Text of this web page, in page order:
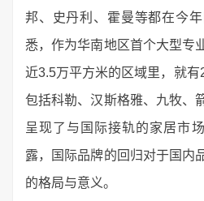
邦、史丹利、霍曼等都在今
悉，作为华南地区首个大型专
近3.5万平方米的区域里，就
包括科勒、汉斯格雅、九牧、
呈现了与国际接轨的家居市
露，国际品牌的回归对于国内
的格局与意义。